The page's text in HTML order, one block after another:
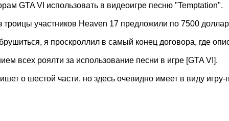
GTA VI использовать в видеоигре песню "Temptation".
участников Heaven 17 предложили по 7500
я проскроллил в самый конец договора, где
всех роялти за использование песни в игре [GTA VI].
о шестой части, но здесь очевидно имеет в виду